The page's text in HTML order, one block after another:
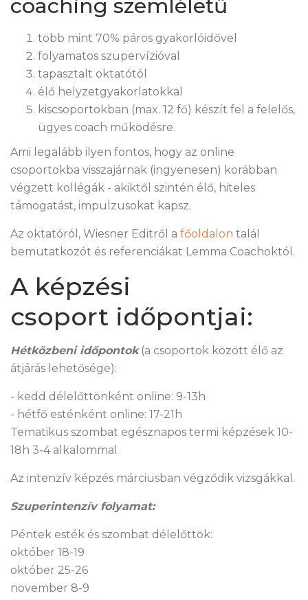
coaching szemléletű
több mint 70% páros gyakorlóidővel
folyamatos szupervízióval
tapasztalt oktatótól
élő helyzetgyakorlatokkal
kiscsoportokban (max. 12 fő) készít fel a felelős,
ügyes coach működésre.
Ami legalább ilyen fontos, hogy az online
csoportokba visszajárnak (ingyenesen) korábban
végzett kollégák - akiktől szintén élő, hiteles
támogatást, impulzusokat kapsz.
Az oktatóról, Wiesner Editről a főoldalon talál
bemutatkozót és referenciákat Lemma Coachoktól.
A képzési
csoport időpontjai:
Hétközbeni időpontok(a csoportok között élő az
átjárás lehetősége):
- kedd délelőttönként online: 9-13h
- hétfő esténként online: 17-21h
Tematikus szombat egésznapos termi képzések 10-
18h 3-4 alkalommal
Az intenzív képzés márciusban végződik vizsgákkal.
Szuperintenzív folyamat:
Péntek esték és szombat délelőttök:
október 18-19
október 25-26
november 8-9